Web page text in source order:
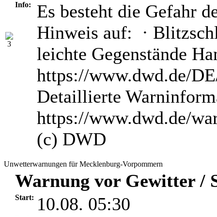
Info:
Es besteht die Gefahr
Hinweis auf: ·
leichte Gegenstände
https://www.dwd.de/
Detaillierte
https://www.dwd.de/
(c) DWD
Unwetterwarnungen für Mecklenburg-Vorpommern
Warnung vor Gewitter /
Start: 10.08. 05:30